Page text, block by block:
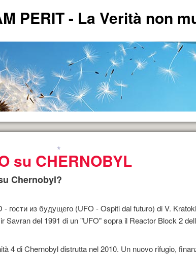
PERIT - La Verità non
su CHERNOBYL
Chernobyl?
*